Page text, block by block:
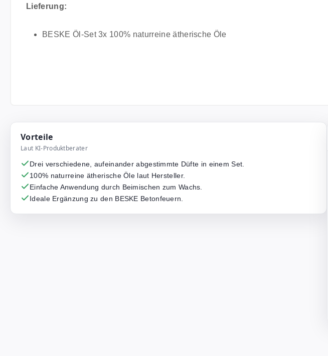
Lieferung:
BESKE Öl-Set 3x 100% naturreine ätherische Öle
Vorteile
Laut KI-Produktberater
Drei verschiedene, aufeinander abgestimmte Düfte in einem Set.
100% naturreine ätherische Öle laut Hersteller.
Einfache Anwendung durch Beimischen zum Wachs.
Ideale Ergänzung zu den BESKE Betonfeuern.